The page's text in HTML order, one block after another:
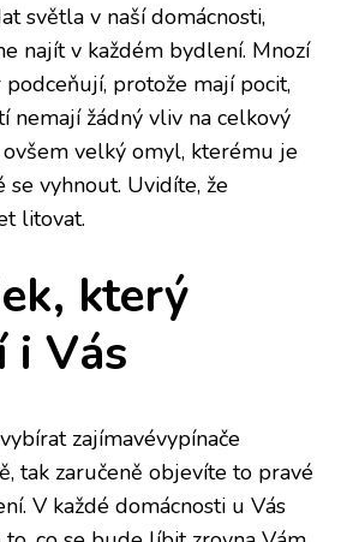
světla v naší domácnosti,
najít v každém bydlení. Mnozí
protože mají pocit,
nemají žádný vliv na celkový
velký omyl, kterému je
se vyhnout. Uvidíte, že
litovat.
který
i Vás
zajímavévypínače
tak zaručeně objevíte to pravé
V každé domácnosti u Vás